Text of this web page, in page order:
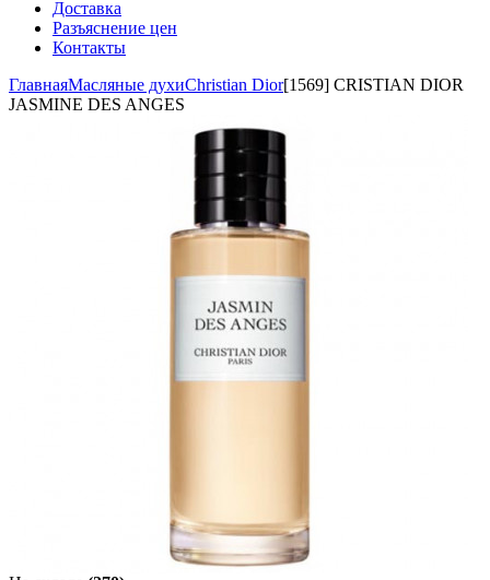
Доставка
Разъяснение цен
Контакты
ГлавнаяМасляные духиChristian Dior[1569] CRISTIAN DIOR
JASMINE DES ANGES